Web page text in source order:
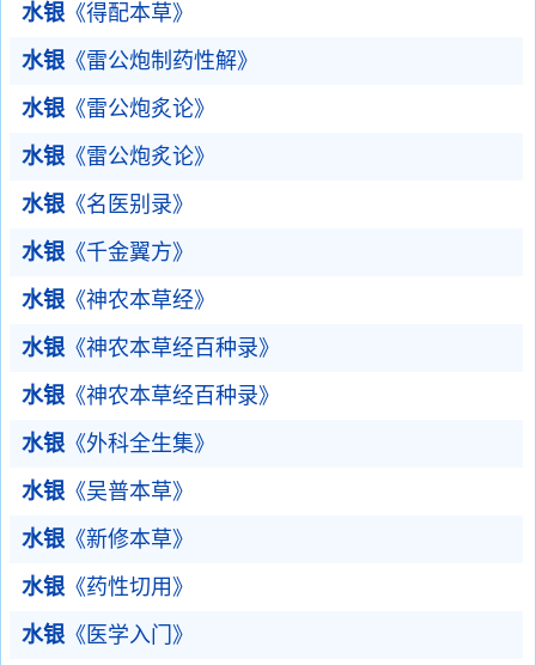
水银《得配本草》
水银《雷公炮制药性解》
水银《雷公炮炙论》
水银《雷公炮炙论》
水银《名医别录》
水银《千金翼方》
水银《神农本草经》
水银《神农本草经百种录》
水银《神农本草经百种录》
水银《外科全生集》
水银《吴普本草》
水银《新修本草》
水银《药性切用》
水银《医学入门》